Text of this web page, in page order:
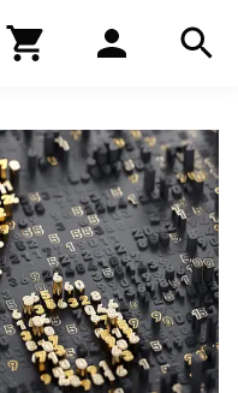
Avaa navigaatio